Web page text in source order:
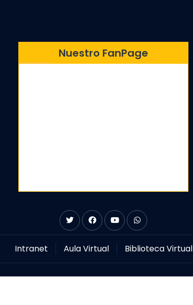
Nuestro FanPage
Intranet Aula Virtual Biblioteca Virtual